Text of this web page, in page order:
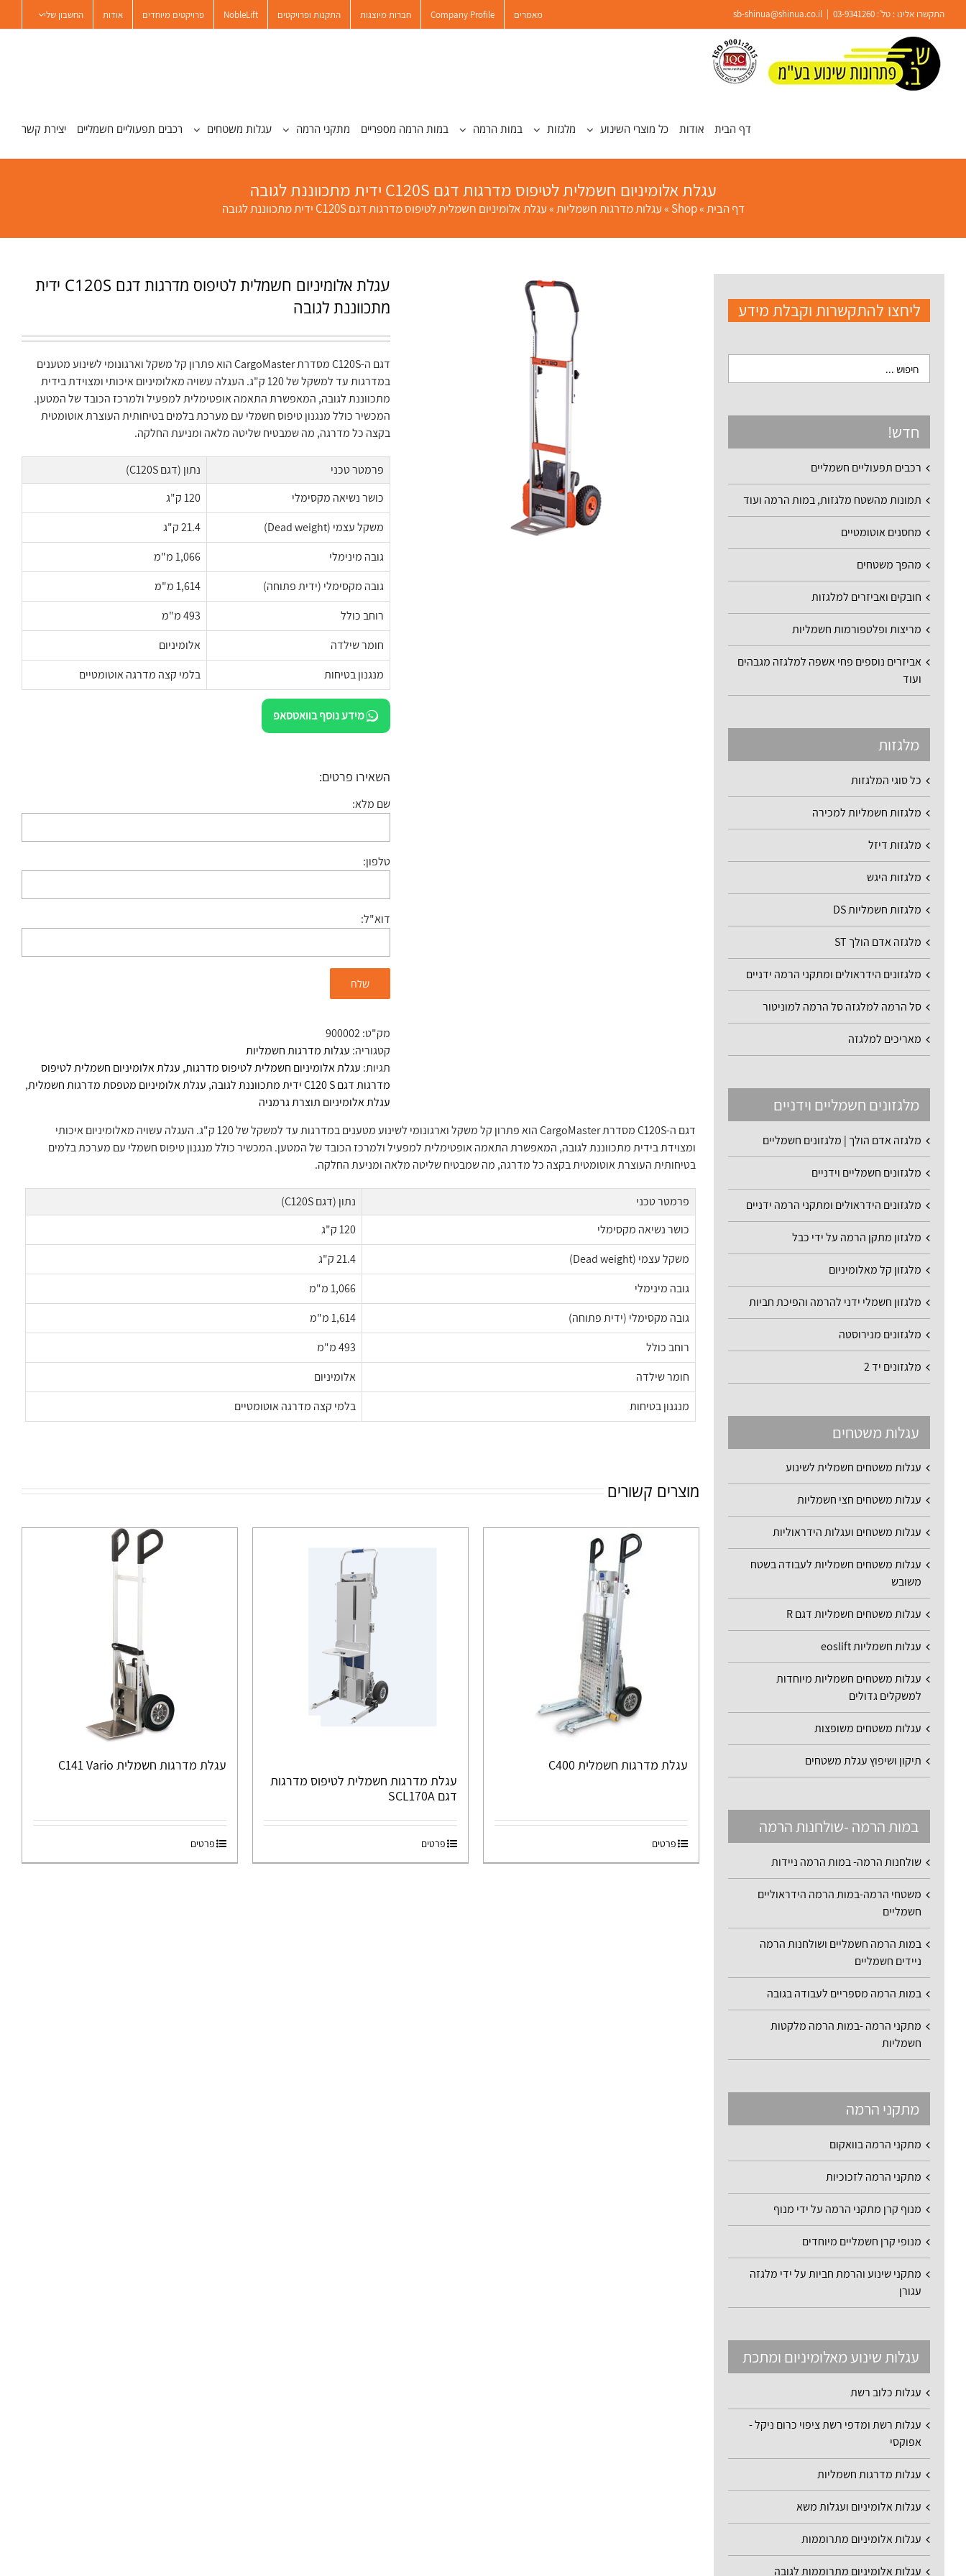
פתח סרגל נגישות
content
התקשרו אלינו : טל': 03-9341260
sb-shinua@shinua.co.il מאמרים Company Profile חברות מיוצגות התקנות ופרויקטים NobleLift פרויקטים מיוחדים אודות החשבון שלי
דף הבית אודות כל מוצרי השינוע מלגזות במות הרמה במות הרמה מספריים מתקני הרמה עגלות משטחים רכבים תפעוליים חשמליים יצירת קשר
עגלת אלומיניום חשמלית לטיפוס מדרגות דגם C120S ידית מתכווננת לגובה
דף הבית»
Shop
»עגלות מדרגות חשמליות»עגלת אלומיניום חשמלית לטיפוס מדרגות דגם C120S ידית מתכווננת לגובה
עגלת אלומיניום חשמלית לטיפוס מדרגות דגם C120S ידית
מתכווננת לגובה
דגם ה-C120S מסדרת CargoMaster הוא פתרון קל משקל וארגונומי לשינוע מטענים
במדרגות עד למשקל של 120 ק"ג. העגלה עשויה מאלומיניום איכותי ומצוידת בידית
מתכווננת לגובה, המאפשרת התאמה אופטימלית למפעיל ולמרכז הכובד של המטען.
המכשיר כולל מנגנון טיפוס חשמלי עם מערכת בלמים בטיחותית העוצרת אוטומטית
בקצה כל מדרגה, מה שמבטיח שליטה מלאה ומניעת החלקה.
פרמטר טכני
נתון (דגם C120S)
כושר נשיאה מקסימלי
120 ק"ג
משקל עצמי (Dead weight)
21.4 ק"ג
גובה מינימלי
1,066 מ"מ
גובה מקסימלי (ידית פתוחה)
1,614 מ"מ
רוחב כולל
493 מ"מ
חומר שילדה
אלומיניום
מנגנון בטיחות
בלמי קצה מדרגה אוטומטיים
מידע נוסף בוואטסאפ
השאירו פרטים:
שם מלא:
טלפון:
דוא"ל:
מק"ט:900002
קטגוריה: עגלות מדרגות חשמליות
תגיות: עגלת אלומיניום חשמלית לטיפוס מדרגות, עגלת אלומיניום חשמלית לטיפוס
מדרגות דגם C120 S ידית מתכווננת לגובה
, עגלת אלומיניום מטפסת מדרגות חשמלית,
עגלת אלומיניום תוצרת גרמניה
דגם ה-C120S מסדרת CargoMaster הוא פתרון קל משקל וארגונומי לשינוע מטענים במדרגות עד למשקל של 120 ק"ג. העגלה עשויה מאלומיניום איכותי
ומצוידת בידית מתכווננת לגובה, המאפשרת התאמה אופטימלית למפעיל ולמרכז הכובד של המטען. המכשיר כולל מנגנון טיפוס חשמלי עם מערכת בלמים
בטיחותית העוצרת אוטומטית בקצה כל מדרגה, מה שמבטיח שליטה מלאה ומניעת החלקה.
פרמטר טכני
נתון (דגם C120S)
כושר נשיאה מקסימלי
120 ק"ג
משקל עצמי (Dead weight)
21.4 ק"ג
גובה מינימלי
1,066 מ"מ
גובה מקסימלי (ידית פתוחה)
1,614 מ"מ
רוחב כולל
493 מ"מ
חומר שילדה
אלומיניום
מנגנון בטיחות
בלמי קצה מדרגה אוטומטיים
מוצרים קשורים
עגלת מדרגות חשמלית C400
פרטים
עגלת מדרגות חשמלית לטיפוס מדרגות
דגם SCL170A
פרטים
עגלת מדרגות חשמלית C141 Vario
פרטים
ליחצו להתקשרות וקבלת מידע
חדש!
רכבים תפעוליים חשמליים
תמונות מהשטח מלגזות, במות הרמה ועוד
מחסנים אוטומטיים
מהפך משטחים
חובקים ואביזרים למלגזות
מריצות ופלטפורמות חשמליות
אביזרים נוספים פחי אשפה למלגזה מגבהים
ועוד
מלגזות
כל סוגי המלגזות
מלגזות חשמליות למכירה
מלגזות דיזל
מלגזות היגש
מלגזות חשמליות DS
מלגזה אדם הולך ST
מלגזונים הידראולים ומתקני הרמה ידניים
סל הרמה למלגזה סל הרמה למוניטור
מאריכים למלגזה
מלגזונים חשמליים וידניים
מלגזה אדם הולך | מלגזונים חשמליים
מלגזונים חשמליים וידניים
מלגזונים הידראולים ומתקני הרמה ידניים
מלגזון מתקן הרמה על ידי כבל
מלגזון קל מאלומיניום
מלגזון חשמלי ידני להרמה והפיכת חביות
מלגזונים מנירוסטה
מלגזונים יד 2
עגלות משטחים
עגלות משטחים חשמלית לשינוע
עגלות משטחים חצי חשמליות
עגלות משטחים ועגלות הידראוליות
עגלות משטחים חשמליות לעבודה בשטח
משובש
עגלות משטחים חשמליות דגם R
עגלות חשמליות eoslift
עגלות משטחים חשמליות מיוחדות
למשקלים גדולים
עגלות משטחים משופצות
תיקון ושיפוץ עגלת משטחים
במות הרמה -שולחנות הרמה
שולחנות הרמה- במות הרמה ניידות
משטחי הרמה-במות הרמה הידראוליים
חשמליים
במות הרמה חשמליים ושולחנות הרמה
ניידים חשמליים
במות הרמה מספריים לעבודה בגובה
מתקני הרמה -במות הרמה מלקטות
חשמליות
מתקני הרמה
מתקני הרמה בוואקום
מתקני הרמה לזכוכיות
מנוף קרן מתקני הרמה על ידי מנוף
מנופי קרן חשמליים מיוחדים
מתקני שינוע והרמת חביות על ידי מלגזה
עגורן
עגלות שינוע מאלומיניום ומתכת
עגלות כלוב רשת
עגלות רשת ומדפי רשת ציפוי כרום ניקל -
אפוקסי
עגלות מדרגות חשמליות
עגלות אלומיניום ועגלות משא
עגלות אלומיניום מתרוממות
עגלות אלומיניום מתרוממות לגובה